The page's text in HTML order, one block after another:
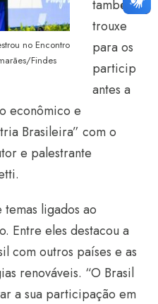
no Encontro
Findes
também
trouxe
para os
particip
antes a
econômico e
Brasileira” com o
e palestrante
ligados ao
Entre eles destacou a
com outros países e as
renováveis. “O Brasil
a sua participação em